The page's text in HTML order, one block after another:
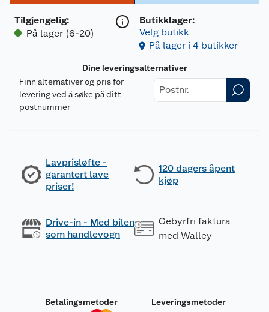
Tilgjengelig:
På lager (6-20)
Butikklager:
Velg butikk
På lager i 4 butikker
Dine leveringsalternativer
Finn alternativer og pris for
levering ved å søke på ditt
postnummer
Lavprisløfte -
garantert lave
priser!
120 dagers åpent
kjøp
Drive-in - Med bilen
som handlevogn
Gebyrfri faktura
med Walley
Betalingsmetoder Leveringsmetoder